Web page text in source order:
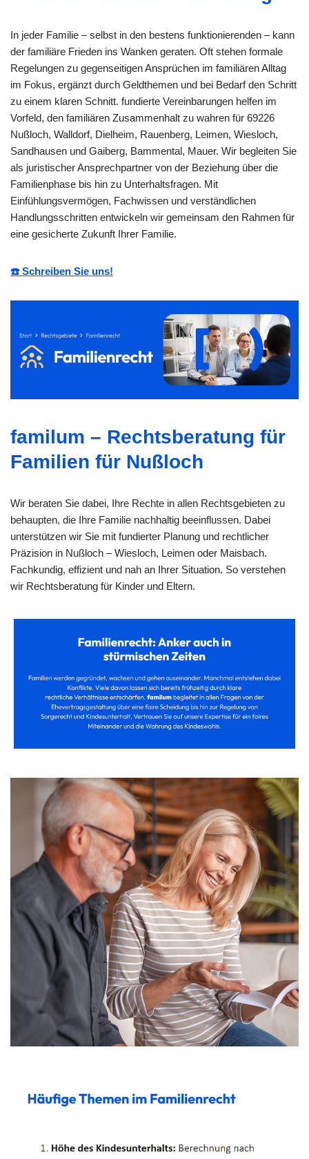
In jeder Familie – selbst in den bestens funktionierenden – kann
der familiäre Frieden ins Wanken geraten. Oft stehen formale
Regelungen zu gegenseitigen Ansprüchen im familiären Alltag
im Fokus, ergänzt durch Geldthemen und bei Bedarf den Schritt
zu einem klaren Schnitt. fundierte Vereinbarungen helfen im
Vorfeld, den familiären Zusammenhalt zu wahren für 69226
Nußloch, Walldorf, Dielheim, Rauenberg, Leimen, Wiesloch,
Sandhausen und Gaiberg, Bammental, Mauer. Wir begleiten Sie
als juristischer Ansprechpartner von der Beziehung über die
Familienphase bis hin zu Unterhaltsfragen. Mit
Einfühlungsvermögen, Fachwissen und verständlichen
Handlungsschritten entwickeln wir gemeinsam den Rahmen für
eine gesicherte Zukunft Ihrer Familie.
☎️ Schreiben Sie uns!
familum – Rechtsberatung für
Familien für Nußloch
Wir beraten Sie dabei, Ihre Rechte in allen Rechtsgebieten zu
behaupten, die Ihre Familie nachhaltig beeinflussen. Dabei
unterstützen wir Sie mit fundierter Planung und rechtlicher
Präzision in Nußloch – Wiesloch, Leimen oder Maisbach.
Fachkundig, effizient und nah an Ihrer Situation. So verstehen
wir Rechtsberatung für Kinder und Eltern.